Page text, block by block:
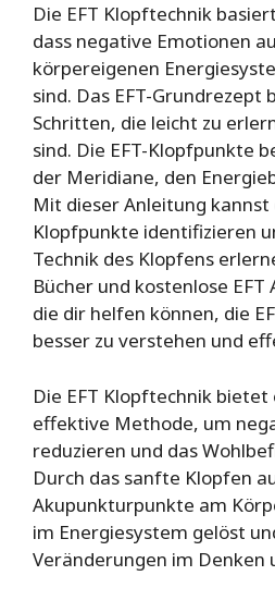
Die EFT Klopftechnik
dass negative Emotionen
körpereigenen
sind. Das EFT-Grundrezept
Schritten, die leicht zu
sind. Die EFT-Klopfpunkte
der Meridiane, den
Mit dieser Anleitung kannst
Klopfpunkte identifizieren
Technik des Klopfens
Bücher und kostenlose EFT
die dir helfen können, die
besser zu verstehen und
Die EFT Klopftechnik
effektive Methode, um
reduzieren und das
Durch das sanfte Klopfen
Akupunkturpunkte am
im Energiesystem gelöst
Veränderungen im Denken